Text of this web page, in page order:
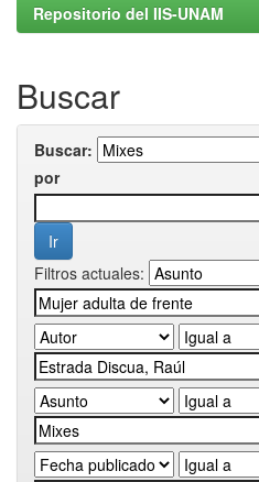
Repositorio del IIS-UNAM
Buscar
Buscar:
por
Filtros actuales: